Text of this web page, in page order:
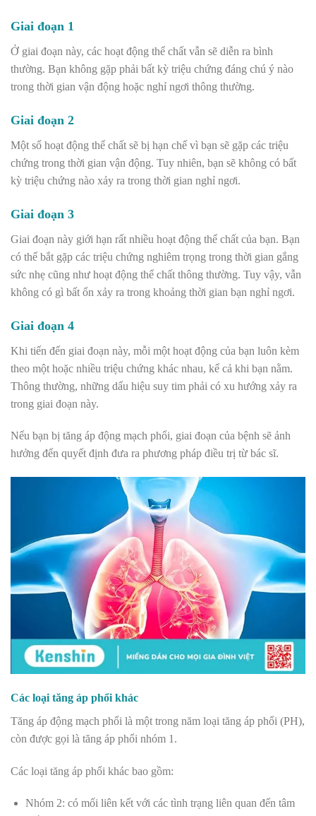
Giai đoạn 1
Ở giai đoạn này, các hoạt động thể chất vẫn sẽ diễn ra bình
thường. Bạn không gặp phải bất kỳ triệu chứng đáng chú ý nào
trong thời gian vận động hoặc nghỉ ngơi thông thường.
Giai đoạn 2
Một số hoạt động thể chất sẽ bị hạn chế vì bạn sẽ gặp các triệu
chứng trong thời gian vận động. Tuy nhiên, bạn sẽ không có bất
kỳ triệu chứng nào xảy ra trong thời gian nghỉ ngơi.
Giai đoạn 3
Giai đoạn này giới hạn rất nhiều hoạt động thể chất của bạn. Bạn
có thể bắt gặp các triệu chứng nghiêm trọng trong thời gian gắng
sức nhẹ cũng như hoạt động thể chất thông thường. Tuy vậy, vẫn
không có gì bất ổn xảy ra trong khoảng thời gian bạn nghỉ ngơi.
Giai đoạn 4
Khi tiến đến giai đoạn này, mỗi một hoạt động của bạn luôn kèm
theo một hoặc nhiều triệu chứng khác nhau, kể cả khi bạn nằm.
Thông thường, những dấu hiệu suy tim phải có xu hướng xảy ra
trong giai đoạn này.
Nếu bạn bị tăng áp động mạch phổi, giai đoạn của bệnh sẽ ảnh
hưởng đến quyết định đưa ra phương pháp điều trị từ bác sĩ.
Các loại tăng áp phổi khác
Tăng áp động mạch phổi là một trong năm loại tăng áp phổi (PH),
còn được gọi là tăng áp phổi nhóm 1.
Các loại tăng áp phổi khác bao gồm:
Nhóm 2: có mối liên kết với các tình trạng liên quan đến tâm